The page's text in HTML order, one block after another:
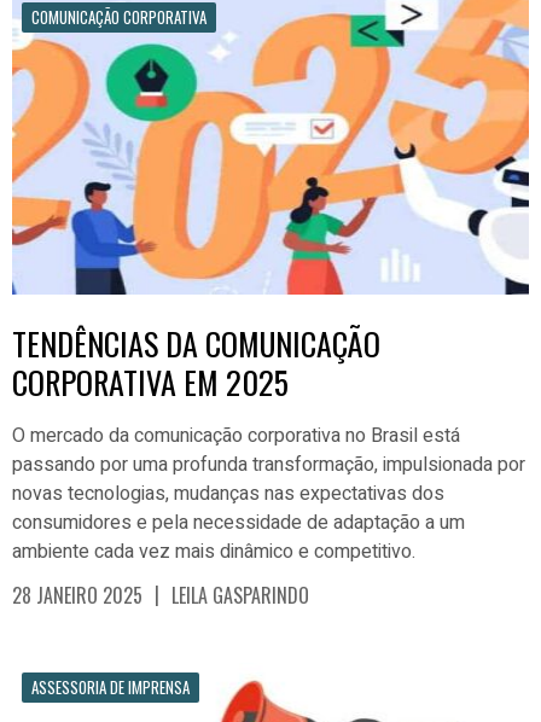
COMUNICAÇÃO CORPORATIVA
TENDÊNCIAS DA COMUNICAÇÃO
CORPORATIVA EM 2025
O mercado da comunicação corporativa no Brasil está
passando por uma profunda transformação, impulsionada por
novas tecnologias, mudanças nas expectativas dos
consumidores e pela necessidade de adaptação a um
ambiente cada vez mais dinâmico e competitivo.
28 JANEIRO 2025 | LEILA GASPARINDO
ASSESSORIA DE IMPRENSA